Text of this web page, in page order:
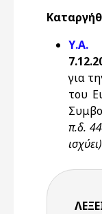
Υ.Α.
για
του
π.δ.
ισχύει)